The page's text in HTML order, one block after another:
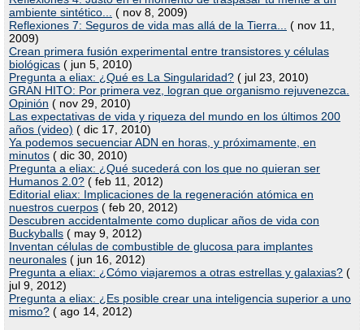
ambiente sintético...
( nov 8, 2009)
Reflexiones 7: Seguros de vida mas allá de la Tierra...
( nov 11,
2009)
Crean primera fusión experimental entre transistores y células
biológicas ( jun 5, 2010)
Pregunta a eliax: ¿Qué es La Singularidad? ( jul 23, 2010)
GRAN HITO: Por primera vez, logran que organismo rejuvenezca.
Opinión ( nov 29, 2010)
Las expectativas de vida y riqueza del mundo en los últimos 200
años (video) ( dic 17, 2010)
Ya podemos secuenciar ADN en horas, y próximamente, en
minutos ( dic 30, 2010)
Pregunta a eliax: ¿Qué sucederá con los que no quieran ser
Humanos 2.0? ( feb 11, 2012)
Editorial eliax: Implicaciones de la regeneración atómica en
nuestros cuerpos ( feb 20, 2012)
Descubren accidentalmente como duplicar años de vida con
Buckyballs ( may 9, 2012)
Inventan células de combustible de glucosa para implantes
neuronales ( jun 16, 2012)
Pregunta a eliax: ¿Cómo viajaremos a otras estrellas y galaxias? (
jul 9, 2012)
Pregunta a eliax: ¿Es posible crear una inteligencia superior a uno
mismo? ( ago 14, 2012)